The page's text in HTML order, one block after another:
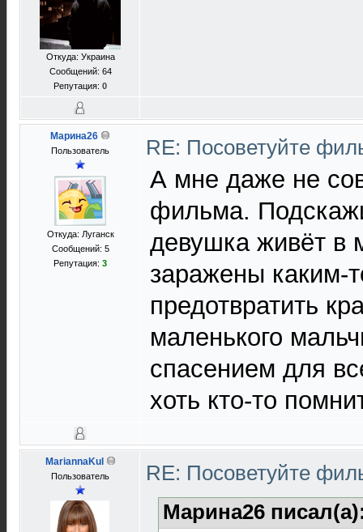
Откуда: Украина
Сообщений: 64
Репутация: 0
Марина26
Пользователь
Откуда: Луганск
Сообщений: 5
Репутация: 3
RE: Посоветуйте
А мне даже не
фильма.
девушка живёт в
заражены каким-
предотвратить
маленького
спасением для
хоть кто-то
MariannaKul
Пользователь
RE: Посоветуйте
Марина26